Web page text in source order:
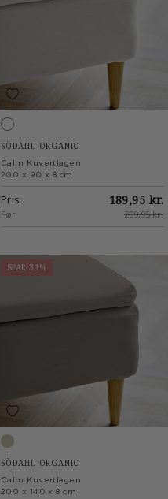
Offwhite
SÖDAHL ORGANIC
Calm Kuvertlagen
200 x 90 x 8 cm
Pris 189,95 kr.
Før 299,95 kr.
SPAR 31%
Taupe
SÖDAHL ORGANIC
Calm Kuvertlagen
200 x 140 x 8 cm